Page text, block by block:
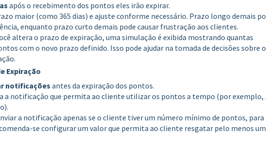
após o recebimento dos pontos eles irão expirar.
maior (como 365 dias) e ajuste conforme necessário. Prazo longo demais
enquanto prazo curto demais pode causar frustração aos clientes.
altera o prazo de expiração, uma simulação é exibida mostrando quantas
com o novo prazo definido. Isso pode ajudar na tomada de decisões sobre o
Expiração
notificaçõesantes da expiração dos pontos.
a notificação que permita ao cliente utilizar os pontos a tempo (por exemplo,
a notificação apenas se o cliente tiver um número mínimo de pontos, para
se configurar um valor que permita ao cliente resgatar pelo menos